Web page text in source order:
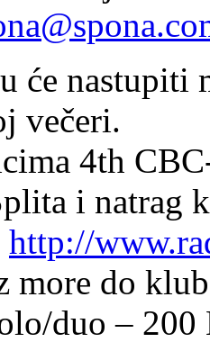
će nastupiti
večeri.
4th
i natrag
http://
more do
duo –